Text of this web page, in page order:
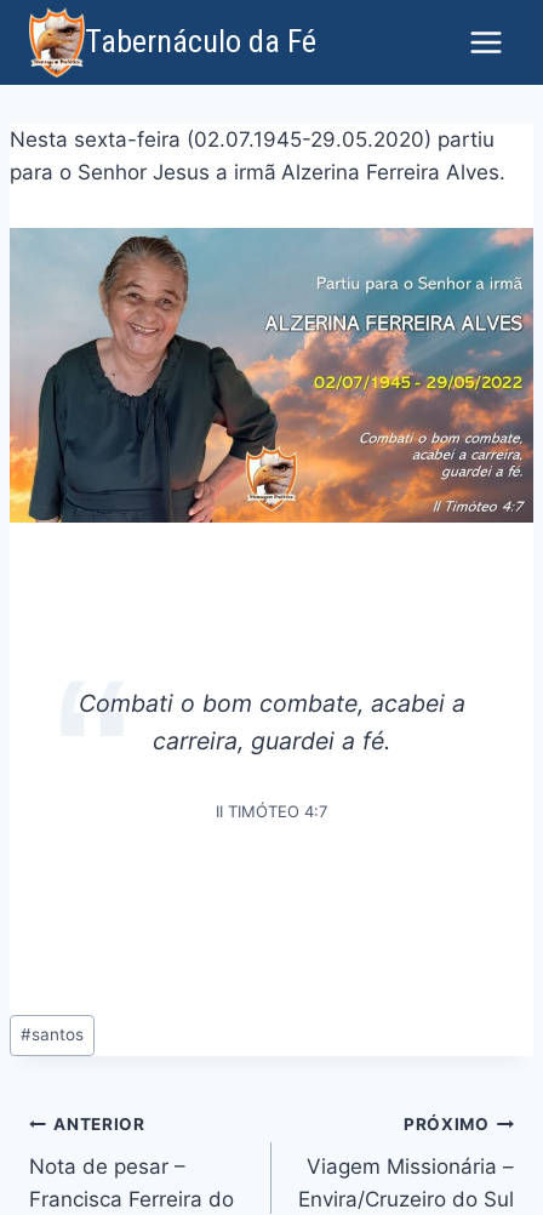
Tabernáculo da Fé
Nesta sexta-feira (02.07.1945-29.05.2020) partiu
para o Senhor Jesus a irmã Alzerina Ferreira Alves.
Combati o bom combate, acabei a
carreira, guardei a fé.
II TIMÓTEO 4:7
#santos
ANTERIOR
Nota de pesar –
Francisca Ferreira do
PRÓXIMO
Viagem Missionária –
Envira/Cruzeiro do Sul